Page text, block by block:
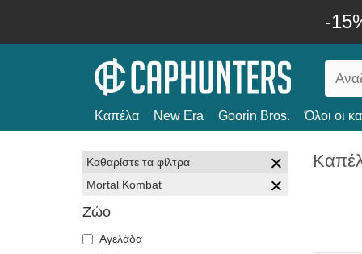
-
Καπέλα New Era Goorin Bros. Όλοι οι
Καθαρίστε τα φίλτρα
Mortal Kombat
Ζώο
Αγελάδα